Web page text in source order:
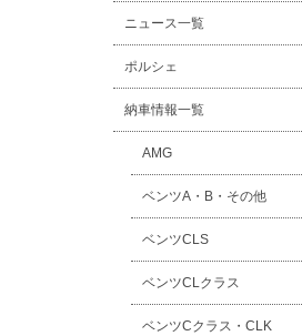
ニュース一覧
ポルシェ
納車情報一覧
AMG
ベンツA・B・その他
ベンツCLS
ベンツCLクラス
ベンツCクラス・CLK